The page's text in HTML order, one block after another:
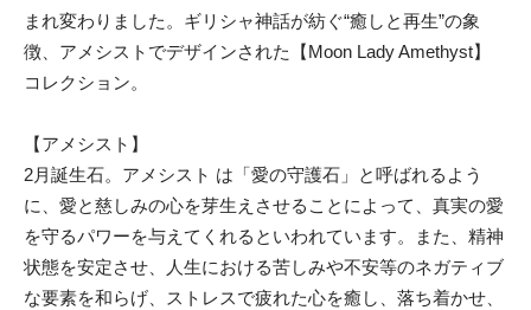
まれ変わりました。ギリシャ神話が紡ぐ“癒しと再生”の象
徴、アメシストでデザインされた【Moon Lady Amethyst】
コレクション。
【アメシスト】
2月誕生石。アメシスト は「愛の守護石」と呼ばれるよう
に、愛と慈しみの心を芽生えさせることによって、真実の愛
を守るパワーを与えてくれるといわれています。また、精神
状態を安定させ、人生における苦しみや不安等のネガティブ
な要素を和らげ、ストレスで疲れた心を癒し、落ち着かせ、